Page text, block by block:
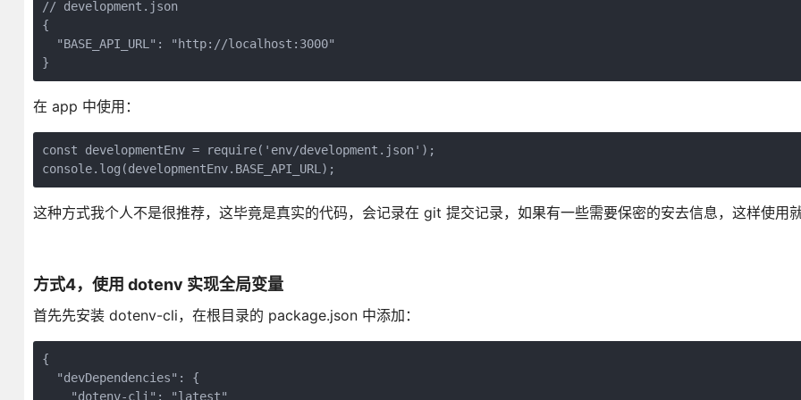
// development.json
{
  "BASE_API_URL": "http://localhost:3000"
}
在 app 中使用：
const developmentEnv = require('env/development.json');
这种方式我个人不是很推荐，这毕竟是真实的代码，会记录在 git 提交记录，如果有一些需要保密的安去信息，这样使用就
方式4，使用 dotenv 实现全局变量
首先先安装 dotenv-cli，在根目录的 package.json 中添加：
{
  "devDependencies": {
    "dotenv-cli": "latest"